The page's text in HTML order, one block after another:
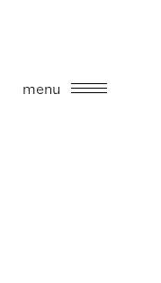
menu